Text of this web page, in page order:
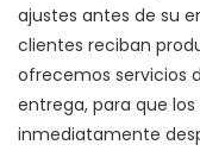
ajustes antes de su
clientes reciban
ofrecemos servicios
entrega, para que
inmediatamente